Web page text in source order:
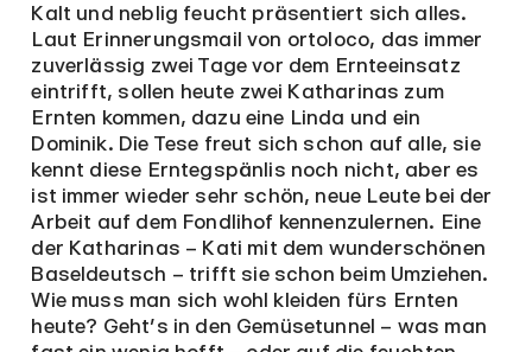
Kalt und neblig feucht präsentiert sich alles.
Laut Erinnerungsmail von ortoloco, das immer
zuverlässig zwei Tage vor dem Ernteeinsatz
eintrifft, sollen heute zwei Katharinas zum
Ernten kommen, dazu eine Linda und ein
Dominik. Die Tese freut sich schon auf alle, sie
kennt diese Erntegspänlis noch nicht, aber es
ist immer wieder sehr schön, neue Leute bei der
Arbeit auf dem Fondlihof kennenzulernen. Eine
der Katharinas – Kati mit dem wunderschönen
Baseldeutsch – trifft sie schon beim Umziehen.
Wie muss man sich wohl kleiden fürs Ernten
heute? Geht’s in den Gemüsetunnel – was man